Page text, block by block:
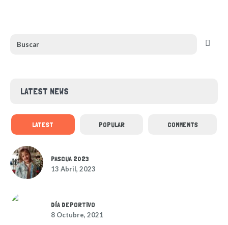
LATEST NEWS
LATEST POPULAR COMMENTS
PASCUA 2023
13 Abril, 2023
DÍA DEPORTIVO
8 Octubre, 2021